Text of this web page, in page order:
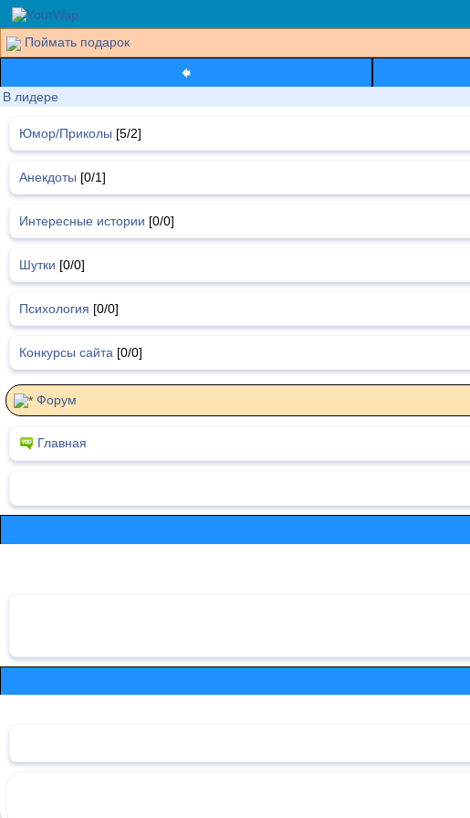
Поймать подарок
В лидере
Юмор/Приколы [5/2]
Анекдоты [0/1]
Интересные истории [0/0]
Шутки [0/0]
Психология [0/0]
Конкурсы сайта [0/0]
Форум
Главная